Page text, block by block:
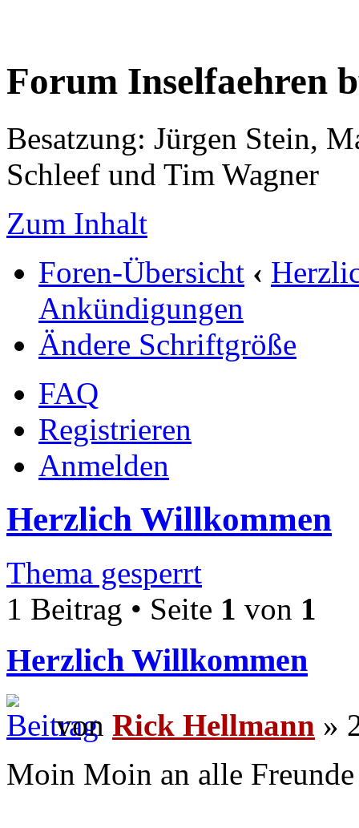
Forum Inselfaehren
Besatzung: Jürgen Stein,
Schleef und Tim Wagner
Zum Inhalt
Foren-Übersicht ‹
Ankündigungen
Ändere Schriftgröße
FAQ
Registrieren
Anmelden
Herzlich Willkommen
Thema gesperrt
1 Beitrag • Seite 1 von 1
Herzlich Willkommen
von Rick Hellmann »
Moin Moin an alle